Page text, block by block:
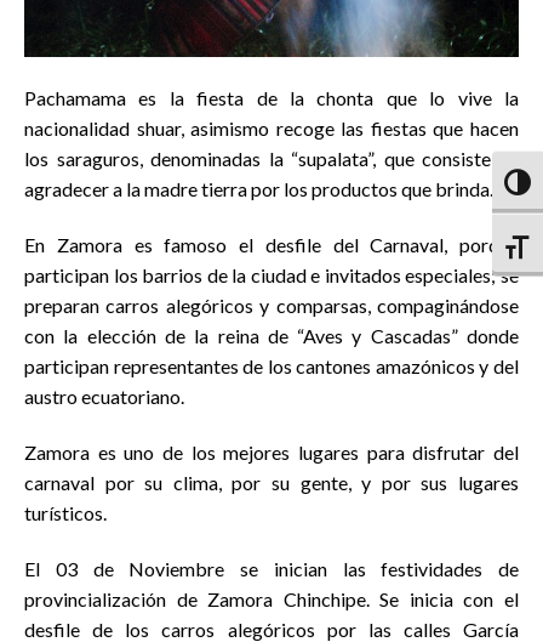
Pachamama es la fiesta de la chonta que lo vive la
nacionalidad shuar, asimismo recoge las fiestas que hacen
los saraguros, denominadas la “supalata”, que consiste en
agradecer a la madre tierra por los productos que brinda.
En Zamora es famoso el desfile del Carnaval, porque
participan los barrios de la ciudad e invitados especiales; se
preparan carros alegóricos y comparsas, compaginándose
con la elección de la reina de “Aves y Cascadas” donde
participan representantes de los cantones amazónicos y del
austro ecuatoriano.
Zamora es uno de los mejores lugares para disfrutar del
carnaval por su clima, por su gente, y por sus lugares
turísticos.
El 03 de Noviembre se inician las festividades de
provincialización de Zamora Chinchipe. Se inicia con el
desfile de los carros alegóricos por las calles García